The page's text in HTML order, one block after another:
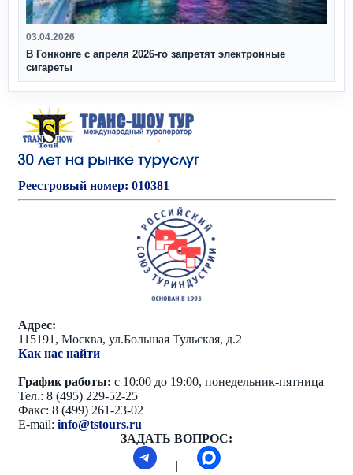
03.04.2026
В Гонконге с апреля 2026‑го запретят электронные
сигареты
Реестровый номер: 010381
Адрес:
115191, Москва, ул.Большая Тульская, д.2
Как нас найти
График работы: с 10:00 до 19:00, понедельник-пятница
Тел.: 8 (495) 229-52-25
Факс: 8 (499) 261-23-02
E-mail: info@tstours.ru
ЗАДАТЬ ВОПРОС:
|